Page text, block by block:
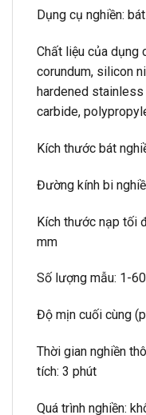
Dụng cụ nghiền:
Chất liệu của dụng
corundum, silicon
hardened
carbide,
Kích thước bát
Đường kính bi
Kích thước nạp tối
mm
Số lượng mẫu: 1-60
Độ mịn cuối cùng
Thời gian nghiền
tích: 3 phút
Quá trình nghiền: